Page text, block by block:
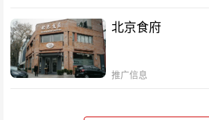
北京食府
推广信息